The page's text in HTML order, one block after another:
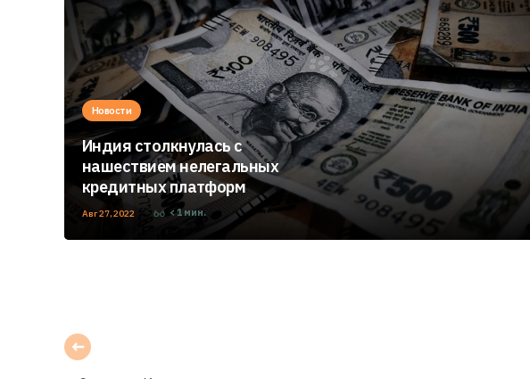
Новости
Индия столкнулась с
нашествием нелегальных
кредитных платформ
Авг 27, 2022 < 1 мин.